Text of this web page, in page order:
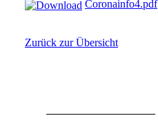
Coronainfo4.pdf
Zurück zur Übersicht